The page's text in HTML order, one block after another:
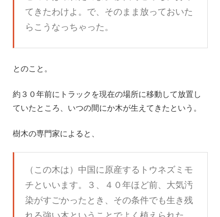
てきたわけよ。で、そのまま放っておいた
らこうなっちゃった。
とのこと。
約３０年前にトラックを現在の場所に移動して放置し
ていたところ、いつの間にか木が生えてきたという。
樹木の専門家によると、
（この木は）中国に原産するトウネズミモ
チといいます。３、４０年ほど前、大気汚
染がすごかったとき、その条件でも生き残